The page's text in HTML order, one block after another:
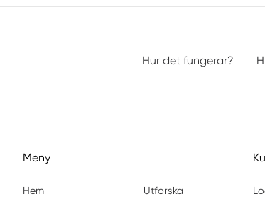
Hur det fungerar?
Meny
Hem Utforska